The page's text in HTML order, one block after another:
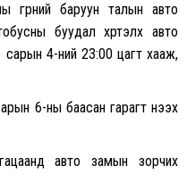
гүүрний баруун талын авто
буудал хүртэлх авто
4-ний 23:00 цагт хааж,
6-ны баасан гарагт нээх
авто замын зорчих